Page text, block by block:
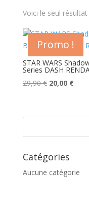
Voici le seul résultat
Promo !
STAR WARS
Series DASH
29,90€ Le
était :
20,00 €Le
est :
Catégories
Aucune catégorie